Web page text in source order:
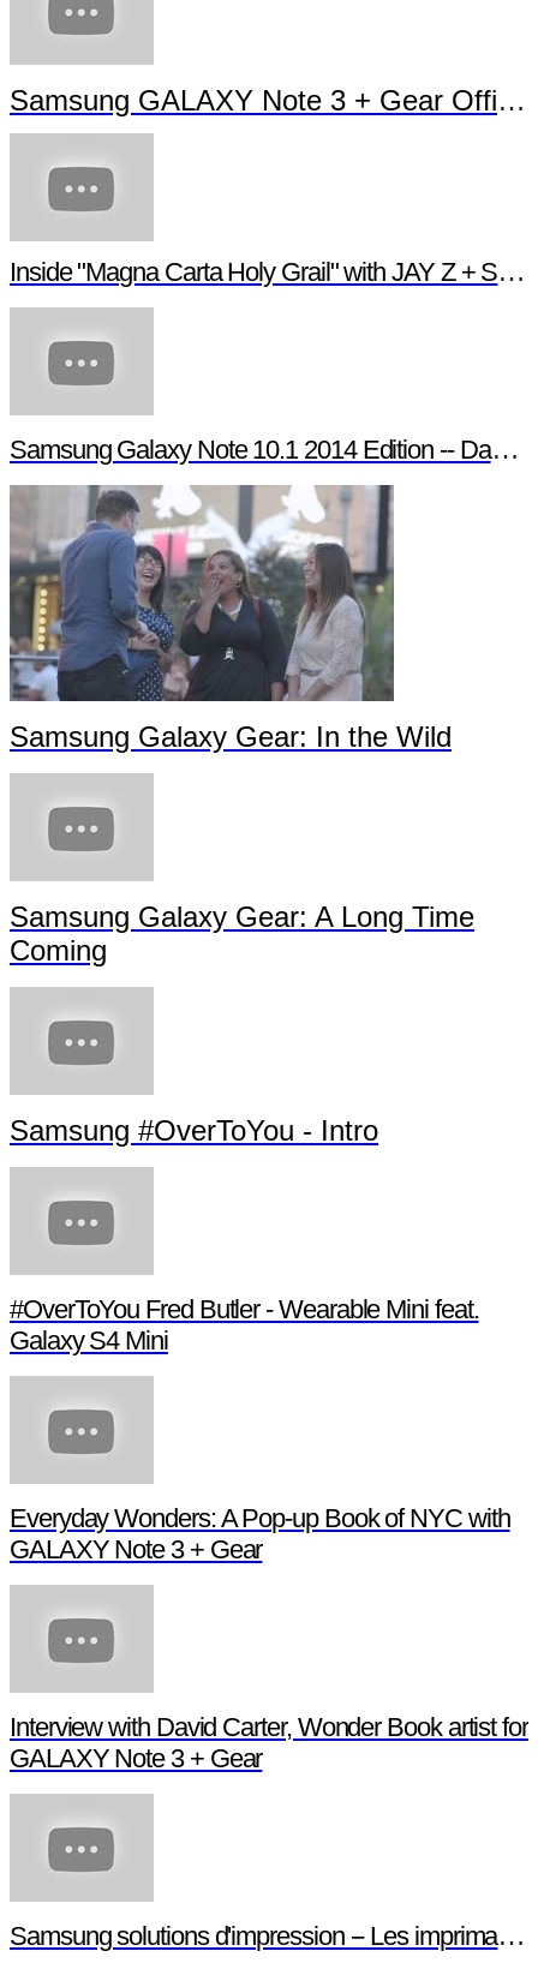
Samsung GALAXY Note 3 + Gear Official TVC
Inside "Magna Carta Holy Grail" with JAY Z + Samsung
Samsung Galaxy Note 10.1 2014 Edition -- Day in the Life
Samsung Galaxy Gear: In the Wild
Samsung Galaxy Gear: A Long Time
Coming
Samsung #OverToYou - Intro
#OverToYou Fred Butler - Wearable Mini feat.
Galaxy S4 Mini
Everyday Wonders: A Pop-up Book of NYC with
GALAXY Note 3 + Gear
Interview with David Carter, Wonder Book artist for
GALAXY Note 3 + Gear
Samsung solutions d'impression -- Les imprimantes NFC